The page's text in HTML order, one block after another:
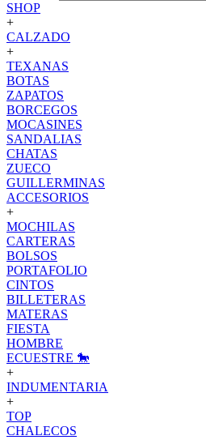
SHOP
+
CALZADO
+
TEXANAS
BOTAS
ZAPATOS
BORCEGOS
MOCASINES
SANDALIAS
CHATAS
ZUECO
GUILLERMINAS
ACCESORIOS
+
MOCHILAS
CARTERAS
BOLSOS
PORTAFOLIO
CINTOS
BILLETERAS
MATERAS
FIESTA
HOMBRE
ECUESTRE 🐎
+
INDUMENTARIA
+
TOP
CHALECOS